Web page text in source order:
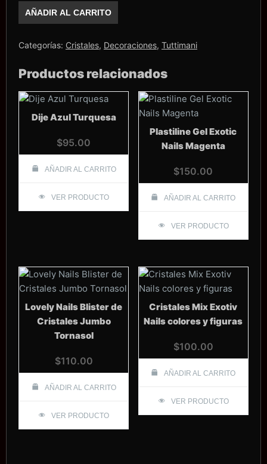
Mix
Tuttimani
Blanco
cantidad
AÑADIR AL CARRITO
Categorías: Cristales, Decoraciones, Tuttimani
Productos relacionados
Dije Azul Turquesa
$95.00
AÑADIR AL CARRITO
VER PRODUCTO
Plastiline Gel Exotic
Nails Magenta
$150.00
AÑADIR AL CARRITO
VER PRODUCTO
Lovely Nails Blister de
Cristales Jumbo
Tornasol
$110.00
AÑADIR AL CARRITO
VER PRODUCTO
Cristales Mix Exotiv
Nails colores y figuras
$100.00
AÑADIR AL CARRITO
VER PRODUCTO